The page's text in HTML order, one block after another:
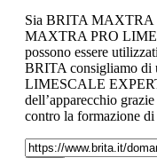
Sia BRITA MAXTRA
MAXTRA PRO
possono essere
BRITA consigliamo
LIMESCALE
dell’apparecchio
contro la formazione di